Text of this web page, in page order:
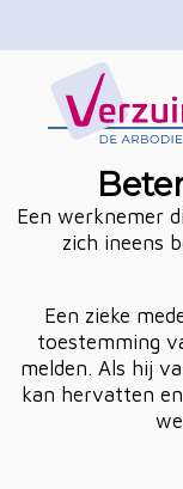
Een werknemer
zich ineens
Een zieke
toestemming
melden. Als hij
kan hervatten